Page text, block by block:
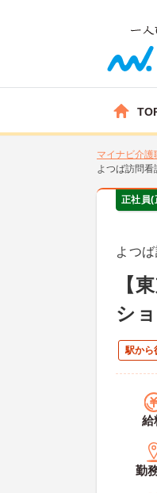
マイナビ介護
よつば訪問看
正社員(
よつ
【
シ
駅から
給
勤